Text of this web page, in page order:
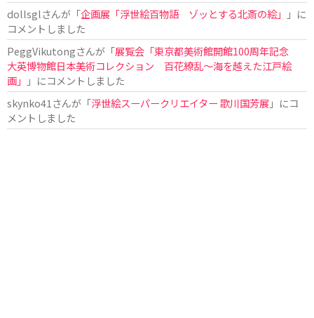
dollsglさんが「企画展「浮世絵百物語 ゾッとする北斎の絵」
」に
コメントしました
PeggVikutongさんが「展覧会「東京都美術館開館100周年記念
大英博物館日本美術コレクション 百花繚乱〜海を越えた江戸絵
画」
」にコメントしました
skynko41 さんが「浮世絵スーパークリエイター 歌川国芳展 」にコ
メントしました